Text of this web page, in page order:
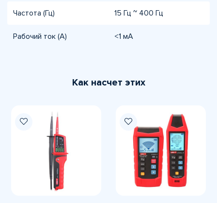
Частота (Гц) 15 Гц ~ 400 Гц
Рабочий ток (A) <1 мA
Как насчет этих